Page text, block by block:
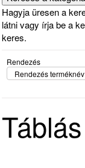
Hagyja üresen a
látni vagy írja be a
keres.
Rendezés
Rendezés
Táblás